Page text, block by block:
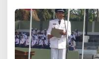
BUNDO KANDUNG